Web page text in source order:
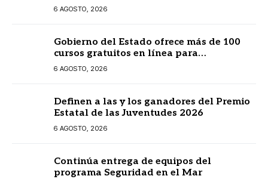
6 AGOSTO, 2026
Gobierno del Estado ofrece más de 100
cursos gratuitos en línea para
prestadores turísticos
6 AGOSTO, 2026
Definen a las y los ganadores del Premio
Estatal de las Juventudes 2026
6 AGOSTO, 2026
Continúa entrega de equipos del
programa Seguridad en el Mar